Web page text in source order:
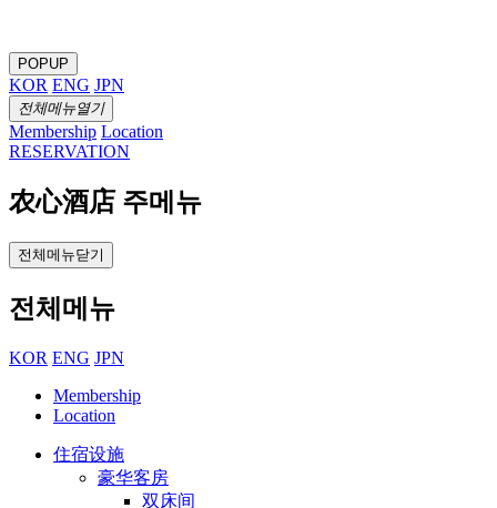
POPUP
KOR ENG JPN
전체메뉴열기
Membership Location
RESERVATION
农心酒店 주메뉴
전체메뉴닫기
전체메뉴
KOR ENG JPN
Membership
Location
住宿设施
豪华客房
双床间